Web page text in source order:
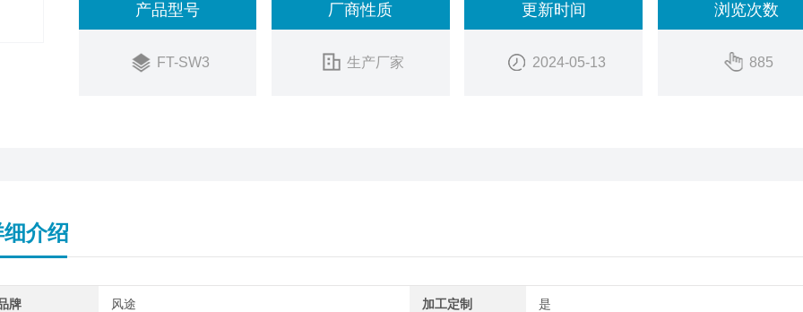
产品型号
FT-SW3
厂商性质
生产厂家
更新时间
2024-05-13
浏览次数
885
介绍
牌 风途 加工定制 是